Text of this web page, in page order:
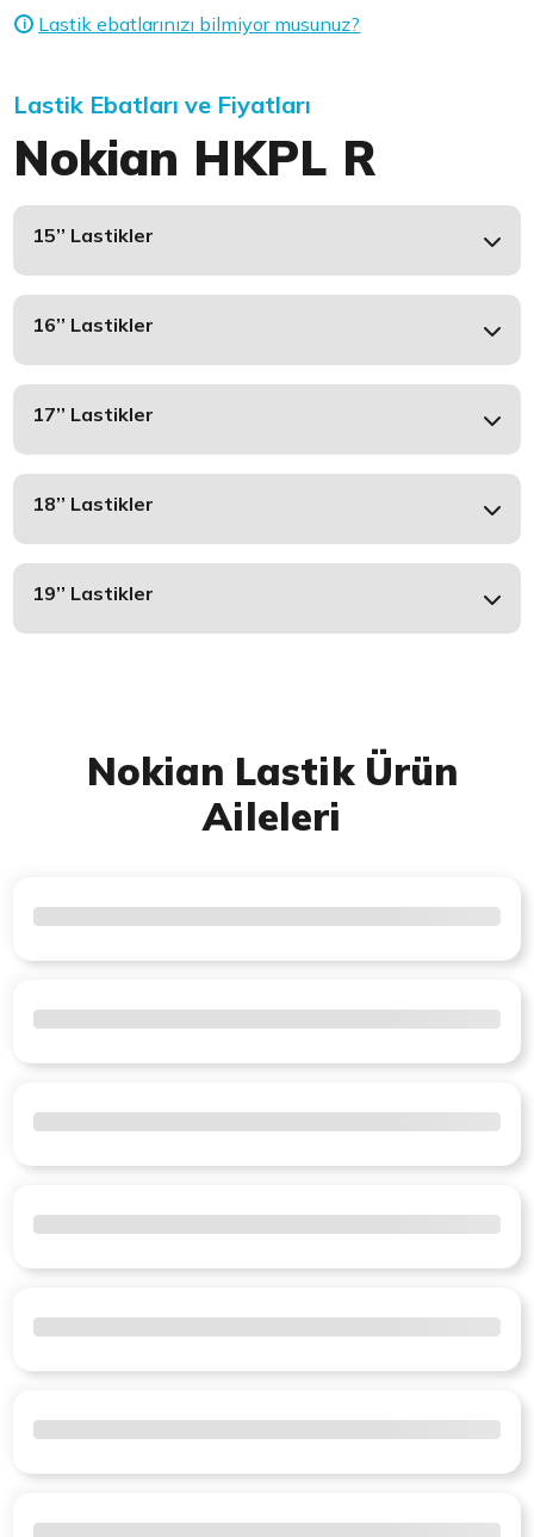
i Lastik ebatlarınızı bilmiyor musunuz?
Lastik Ebatları ve Fiyatları
Nokian HKPL R
15’’ Lastikler
16’’ Lastikler
17’’ Lastikler
18’’ Lastikler
19’’ Lastikler
Nokian Lastik Ürün
Aileleri